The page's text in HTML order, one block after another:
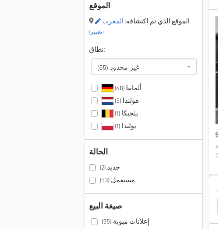
الموقع
الموقع الذي تم اكتشافه: المغرب
(تغيير)
نطاق:
غير محدود (55)
ألمانيا(48)
هولندا(5)
بلجيكا(1)
بولندا(1)
الحالة
جديد(2)
مستعمل(53)
صيغة البيع
إعلانات مبوبة(55)
Linde E18L